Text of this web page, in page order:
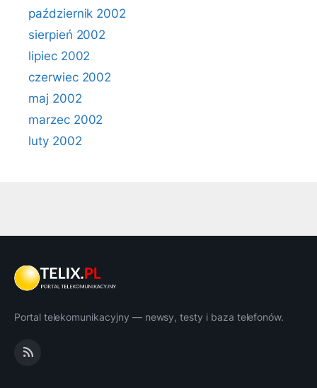
październik 2002
sierpień 2002
lipiec 2002
czerwiec 2002
maj 2002
marzec 2002
luty 2002
Portal telekomunikacyjny — newsy, testy i baza telefonów.